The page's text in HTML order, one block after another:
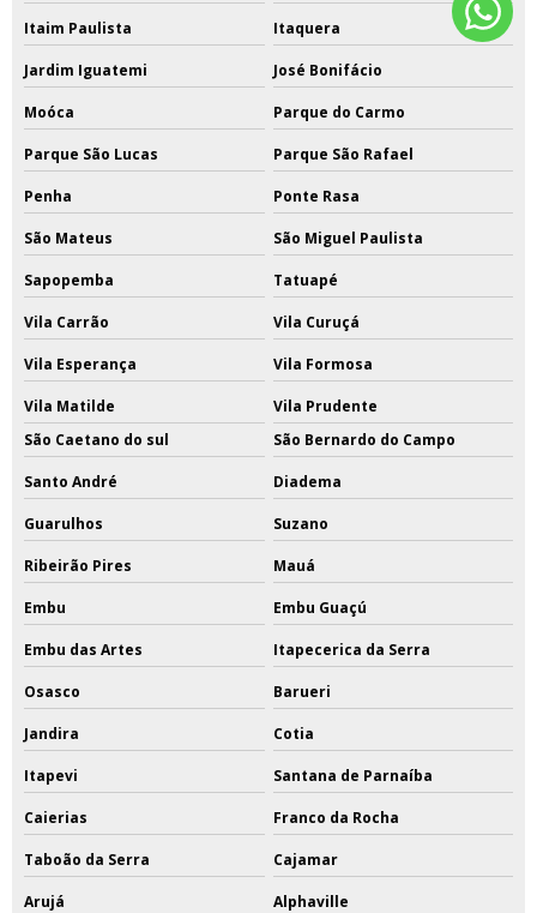
Itaim Paulista Itaquera
Jardim Iguatemi José Bonifácio
Moóca Parque do Carmo
Parque São Lucas Parque São Rafael
Penha Ponte Rasa
São Mateus São Miguel Paulista
Sapopemba Tatuapé
Vila Carrão Vila Curuçá
Vila Esperança Vila Formosa
Vila Matilde
Vila Prudente
São Caetano do sul
São Bernardo do Campo
Santo André Diadema
Guarulhos Suzano
Ribeirão Pires Mauá
Embu Embu Guaçú
Embu das Artes Itapecerica da Serra
Osasco Barueri
Jandira Cotia
Itapevi Santana de Parnaíba
Caierias Franco da Rocha
Taboão da Serra Cajamar
Arujá Alphaville